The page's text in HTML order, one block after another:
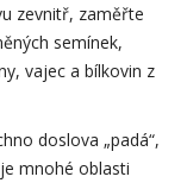
zevnitř, zaměřte
semínek,
vajec a bílkovin z
doslova „padá“,
mnohé oblasti